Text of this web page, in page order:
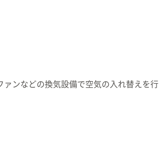
ンなどの換気設備で空気の入れ替えを行